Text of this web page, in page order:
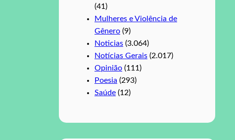
(41)
Mulheres e Violência de
Gênero (9)
Noticias (3.064)
Notícias Gerais (2.017)
Opinião (111)
Poesia (293)
Saúde (12)